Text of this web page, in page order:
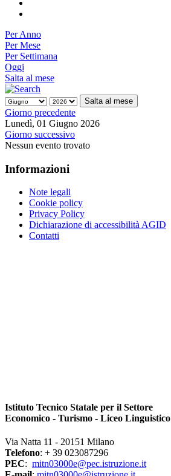
Per Anno
Per Mese
Per Settimana
Oggi
Salta al mese
Salta al mese
Giorno precedente
Lunedì, 01 Giugno 2026
Giorno successivo
Nessun evento trovato
Informazioni
Note legali
Cookie policy
Privacy Policy
Dichiarazione di accessibilità AGID
Contatti
Istituto Tecnico Statale per il Settore
Economico - Turismo - Liceo Linguistico
Via Natta 11 - 20151 Milano
Telefono: + 39 023087296
PEC: mitn03000e@pec.istruzione.it